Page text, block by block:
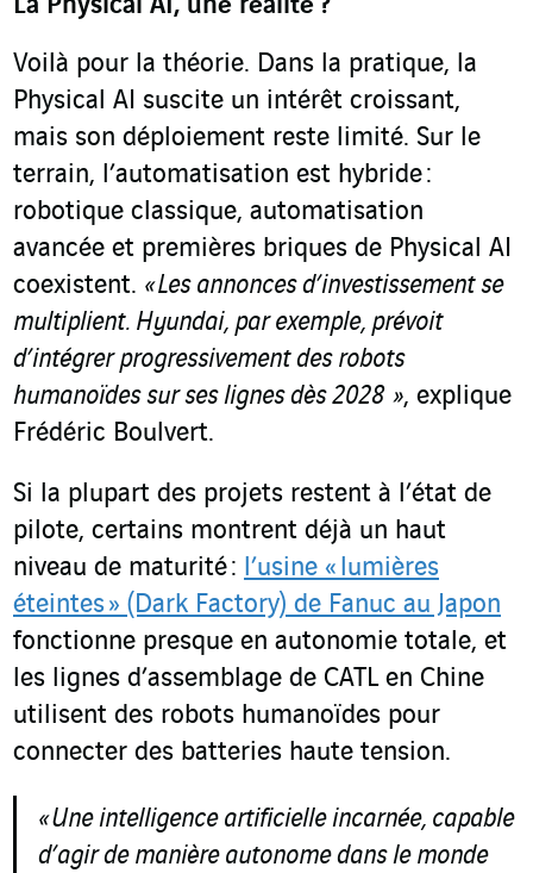
La Physical AI, une réalité ?
Voilà pour la théorie. Dans la pratique, la
Physical AI suscite un intérêt croissant,
mais son déploiement reste limité. Sur le
terrain, l’automatisation est hybride :
robotique classique, automatisation
avancée et premières briques de Physical AI
coexistent. «Les annonces d’investissement se
multiplient. Hyundai, par exemple, prévoit
d’intégrer progressivement des robots
humanoïdes sur ses lignes dès 2028 », explique
Frédéric Boulvert.
Si la plupart des projets restent à l’état de
pilote, certains montrent déjà un haut
niveau de maturité : l’usine « lumières
éteintes » (Dark Factory) de Fanuc au Japon
fonctionne presque en autonomie totale, et
les lignes d’assemblage de CATL en Chine
utilisent des robots humanoïdes pour
connecter des batteries haute tension.
« Une intelligence artificielle incarnée, capable
d’agir de manière autonome dans le monde